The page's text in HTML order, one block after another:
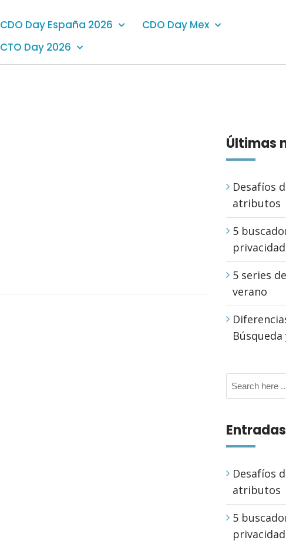
CDO Day España 2026
CDO Day Mex
CTO Day 2026
Últimas
Desafíos
atributos
5
privacidad
5 series
verano
Desafíos
atributos
5
privacidad